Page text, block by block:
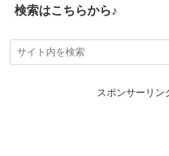
検索はこちらから♪
スポンサーリン